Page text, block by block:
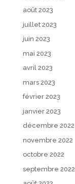
août 2023
juillet 2023
juin 2023
mai 2023
avril 2023
mars 2023
février 2023
janvier 2023
décembre 2022
novembre 2022
octobre 2022
septembre 2022